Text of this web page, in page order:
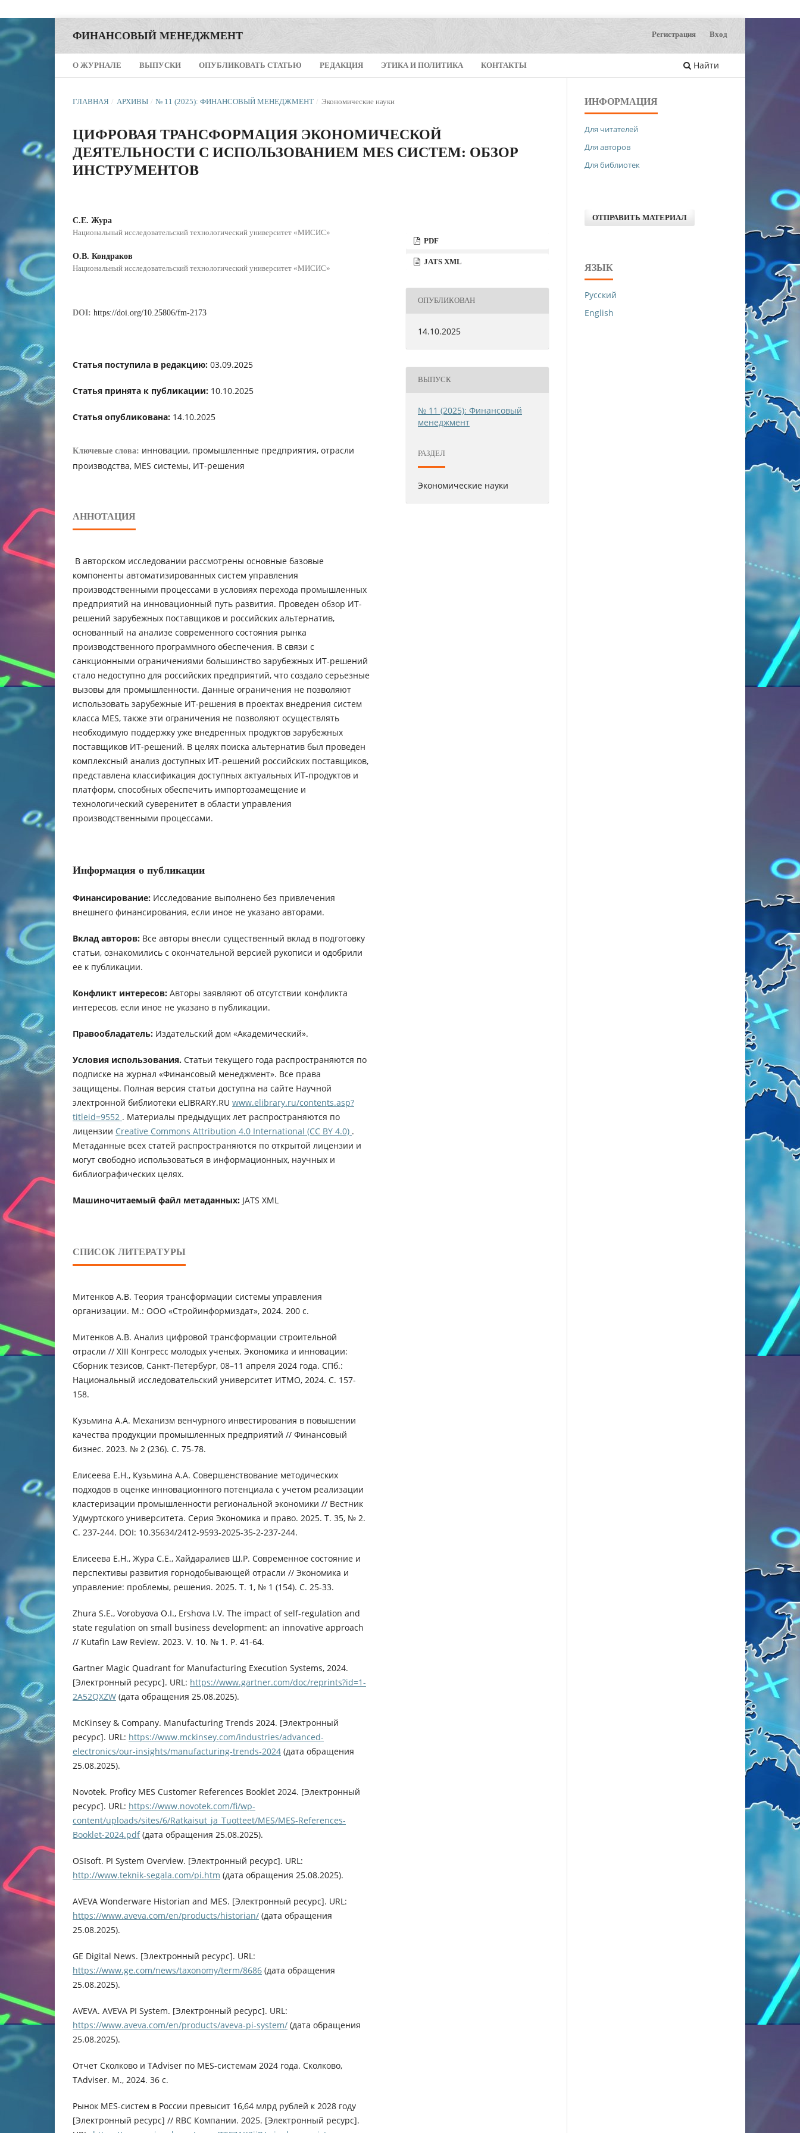
ФИНАНСОВЫЙ МЕНЕДЖМЕНТ
О ЖУРНАЛЕ ВЫПУСКИ ОПУБЛИКОВАТЬ СТАТЬЮ РЕДАКЦИЯ ЭТИКА И ПОЛИТИКА КОНТАКТЫ Найти
Регистрация Вход
ГЛАВНАЯ / АРХИВЫ / № 11 (2025): ФИНАНСОВЫЙ МЕНЕДЖМЕНТ / Экономические науки
ЦИФРОВАЯ ТРАНСФОРМАЦИЯ ЭКОНОМИЧЕСКОЙ
ДЕЯТЕЛЬНОСТИ С ИСПОЛЬЗОВАНИЕМ MES СИСТЕМ: ОБЗОР
ИНСТРУМЕНТОВ
С.Е. Жура
Национальный исследовательский технологический университет «МИСИС»
О.В. Кондраков
Национальный исследовательский технологический университет «МИСИС»
DOI: https://doi.org/10.25806/fm-2173
Статья поступила в редакцию: 03.09.2025
Статья принята к публикации: 10.10.2025
Статья опубликована: 14.10.2025
Ключевые слова: инновации, промышленные предприятия, отрасли
производства, MES системы, ИТ-решения
АННОТАЦИЯ
В авторском исследовании рассмотрены основные базовые
компоненты автоматизированных систем управления
производственными процессами в условиях перехода промышленных
предприятий на инновационный путь развития. Проведен обзор ИТ-
решений зарубежных поставщиков и российских альтернатив,
основанный на анализе современного состояния рынка
производственного программного обеспечения. В связи с
санкционными ограничениями большинство зарубежных ИТ-решений
стало недоступно для российских предприятий, что создало серьезные
вызовы для промышленности. Данные ограничения не позволяют
использовать зарубежные ИТ-решения в проектах внедрения систем
класса MES, также эти ограничения не позволяют осуществлять
необходимую поддержку уже внедренных продуктов зарубежных
поставщиков ИТ-решений. В целях поиска альтернатив был проведен
комплексный анализ доступных ИТ-решений российских поставщиков,
представлена классификация доступных актуальных ИТ-продуктов и
платформ, способных обеспечить импортозамещение и
технологический суверенитет в области управления
производственными процессами.
Информация о публикации
Финансирование: Исследование выполнено без привлечения
внешнего финансирования, если иное не указано авторами.
Вклад авторов: Все авторы внесли существенный вклад в подготовку
статьи, ознакомились с окончательной версией рукописи и одобрили
ее к публикации.
Конфликт интересов: Авторы заявляют об отсутствии конфликта
интересов, если иное не указано в публикации.
Правообладатель: Издательский дом «Академический».
Условия использования. Статьи текущего года распространяются по
подписке на журнал «Финансовый менеджмент». Все права
защищены. Полная версия статьи доступна на сайте Научной
электронной библиотеки eLIBRARY.RU www.elibrary.ru/contents.asp?
titleid=9552 . Материалы предыдущих лет распространяются по
лицензии Creative Commons Attribution 4.0 International (CC BY 4.0) .
Метаданные всех статей распространяются по открытой лицензии и
могут свободно использоваться в информационных, научных и
библиографических целях.
Машиночитаемый файл метаданных: JATS XML
СПИСОК ЛИТЕРАТУРЫ
Митенков А.В. Теория трансформации системы управления
организации. М.: ООО «Стройинформиздат», 2024. 200 с.
Митенков А.В. Анализ цифровой трансформации строительной
отрасли // XIII Конгресс молодых ученых. Экономика и инновации:
Сборник тезисов, Санкт-Петербург, 08–11 апреля 2024 года. СПб.:
Национальный исследовательский университет ИТМО, 2024. С. 157-
158.
Кузьмина А.А. Механизм венчурного инвестирования в повышении
качества продукции промышленных предприятий // Финансовый
бизнес. 2023. № 2 (236). С. 75-78.
Елисеева Е.Н., Кузьмина А.А. Совершенствование методических
подходов в оценке инновационного потенциала с учетом реализации
кластеризации промышленности региональной экономики // Вестник
Удмуртского университета. Серия Экономика и право. 2025. Т. 35, № 2.
С. 237-244. DOI: 10.35634/2412-9593-2025-35-2-237-244.
Елисеева Е.Н., Жура С.Е., Хайдаралиев Ш.Р. Современное состояние и
перспективы развития горнодобывающей отрасли // Экономика и
управление: проблемы, решения. 2025. Т. 1, № 1 (154). С. 25-33.
Zhura S.E., Vorobyova O.I., Ershova I.V. The impact of self-regulation and
state regulation on small business development: an innovative approach
// Kutafin Law Review. 2023. V. 10. № 1. Р. 41-64.
Gartner Magic Quadrant for Manufacturing Execution Systems, 2024.
[Электронный ресурс]. URL: https://www.gartner.com/doc/reprints?id=1-
2A52QXZW (дата обращения 25.08.2025).
McKinsey & Company. Manufacturing Trends 2024. [Электронный
ресурс]. URL: https://www.mckinsey.com/industries/advanced-
electronics/our-insights/manufacturing-trends-2024 (дата обращения
25.08.2025).
Novotek. Proficy MES Customer References Booklet 2024. [Электронный
ресурс]. URL: https://www.novotek.com/fi/wp-
content/uploads/sites/6/Ratkaisut_ja_Tuotteet/MES/MES-References-
Booklet-2024.pdf(дата обращения 25.08.2025).
OSIsoft. PI System Overview. [Электронный ресурс]. URL:
http://www.teknik-segala.com/pi.htm (дата обращения 25.08.2025).
AVEVA Wonderware Historian and MES. [Электронный ресурс]. URL:
https://www.aveva.com/en/products/historian/ (дата обращения
25.08.2025).
GE Digital News. [Электронный ресурс]. URL:
https://www.ge.com/news/taxonomy/term/8686 (дата обращения
25.08.2025).
AVEVA. AVEVA PI System. [Электронный ресурс]. URL:
https://www.aveva.com/en/products/aveva-pi-system/ (дата обращения
25.08.2025).
Отчет Сколково и TAdviser по MES-системам 2024 года. Сколково,
TAdviser. М., 2024. 36 с.
Рынок MES-систем в России превысит 16,64 млрд рублей к 2028 году
[Электронный ресурс] // RBC Компании. 2025. [Электронный ресурс].
PDF
JATS XML
ОПУБЛИКОВАН
14.10.2025
ВЫПУСК
№ 11 (2025): Финансовый
менеджмент
РАЗДЕЛ
Экономические науки
ИНФОРМАЦИЯ
Для читателей
Для авторов
Для библиотек
ОТПРАВИТЬ МАТЕРИАЛ
ЯЗЫК
Русский
English